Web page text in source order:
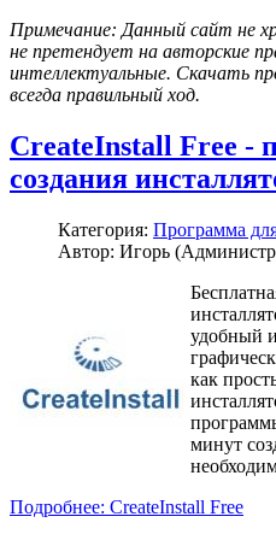
Примечание: Данный сайт не
не претендует на авторские
интеллектуальные. Скачать
всегда правильный ход.
CreateInstall Free -
создания
Категория: Программа
Автор: Игорь
удобный
как
минут
Подробнее: CreateInstall Free